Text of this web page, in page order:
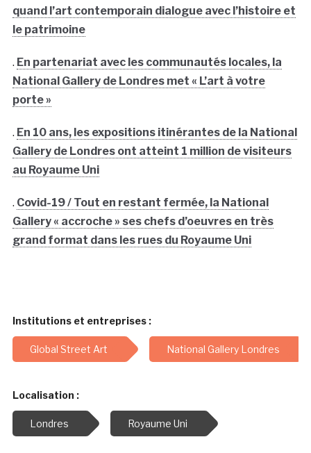
quand l’art contemporain dialogue avec l’histoire et
le patrimoine
. En partenariat avec les communautés locales, la
National Gallery de Londres met « L’art à votre
porte »
. En 10 ans, les expositions itinérantes de la National
Gallery de Londres ont atteint 1 million de visiteurs
au Royaume Uni
. Covid-19 / Tout en restant fermée, la National
Gallery « accroche » ses chefs d’oeuvres en très
grand format dans les rues du Royaume Uni
Institutions et entreprises :
Global Street Art National Gallery Londres
Localisation :
Londres Royaume Uni